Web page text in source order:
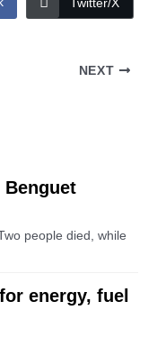
Twitter/X
NEXT
people died, while
energy, fuel